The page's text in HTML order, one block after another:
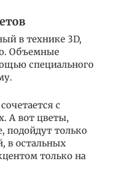
в технике 3D,
Объемные
специального
с
А вот цветы,
подойдут только
в остальных
только на